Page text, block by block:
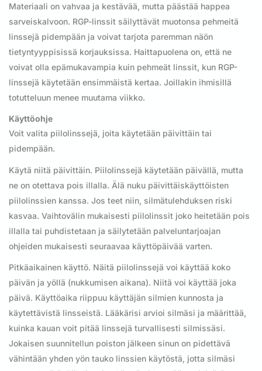
Materiaali on vahvaa ja kestävää, mutta päästää happea
sarveiskalvoon. RGP-linssit säilyttävät muotonsa pehmeitä
linssejä pidempään ja voivat tarjota paremman näön
tietyntyyppisissä korjauksissa. Haittapuolena on, että ne
voivat olla epämukavampia kuin pehmeät linssit, kun RGP-
linssejä käytetään ensimmäistä kertaa. Joillakin ihmisillä
totutteluun menee muutama viikko.
Käyttöohje
Voit valita piilolinssejä, joita käytetään päivittäin tai
pidempään.
Käytä niitä päivittäin. Piilolinssejä käytetään päivällä, mutta
ne on otettava pois illalla. Älä nuku päivittäiskäyttöisten
piilolinssien kanssa. Jos teet niin, silmätulehduksen riski
kasvaa. Vaihtovälin mukaisesti piilolinssit joko heitetään pois
illalla tai puhdistetaan ja säilytetään palveluntarjoajan
ohjeiden mukaisesti seuraavaa käyttöpäivää varten.
Pitkäaikainen käyttö. Näitä piilolinssejä voi käyttää koko
päivän ja yöllä (nukkumisen aikana). Niitä voi käyttää joka
päivä. Käyttöaika riippuu käyttäjän silmien kunnosta ja
käytettävistä linsseistä. Lääkärisi arvioi silmäsi ja määrittää,
kuinka kauan voit pitää linssejä turvallisesti silmissäsi.
Jokaisen suunnitellun poiston jälkeen sinun on pidettävä
vähintään yhden yön tauko linssien käytöstä, jotta silmäsi